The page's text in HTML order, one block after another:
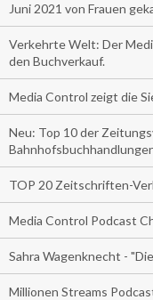
Juni 2021 von Frauen
Verkehrte Welt: Der
den Buchverkauf.
Media Control zeigt die
Neu: Top 10 der
TOP 20 Zeitschriften-
Media Control Podcast
Sahra Wagenknecht -
Millionen Streams